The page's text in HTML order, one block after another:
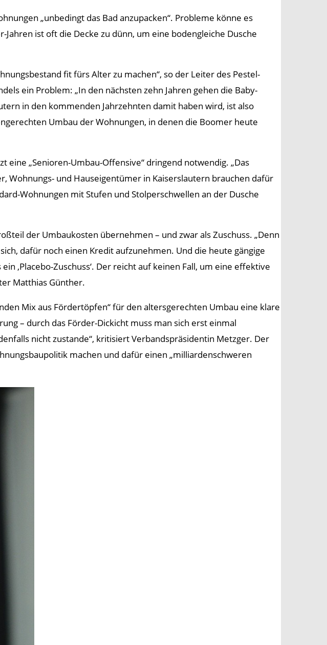
„unbedingt das Bad anzupacken“. Probleme könne es
ist oft die Decke zu dünn, um eine bodengleiche Dusche
fit fürs Alter zu machen“, so der Leiter des Pestel-
ein Problem: „In den nächsten zehn Jahren gehen die Baby-
in den kommenden Jahrzehnten damit haben wird, ist also
Umbau der Wohnungen, in denen die Boomer heute
„Senioren-Umbau-Offensive“ dringend notwendig. „Das
und Hauseigentümer in Kaiserslautern brauchen dafür
Wohnungen mit Stufen und Stolperschwellen an der Dusche
der Umbaukosten übernehmen – und zwar als Zuschuss. „Denn
dafür noch einen Kredit aufzunehmen. Und die heute gängige
‚Placebo-Zuschuss‘. Der reicht auf keinen Fall, um eine effektive
Matthias Günther.
Mix aus Fördertöpfen“ für den altersgerechten Umbau eine klare
– durch das Förder-Dickicht muss man sich erst einmal
nicht zustande“, kritisiert Verbandspräsidentin Metzger. Der
machen und dafür einen „milliardenschweren